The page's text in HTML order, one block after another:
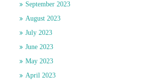
September 2023
August 2023
July 2023
June 2023
May 2023
April 2023